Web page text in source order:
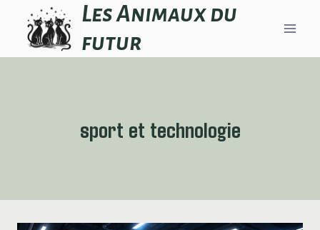
contenu
Les Animaux du
futur
sport et technologie